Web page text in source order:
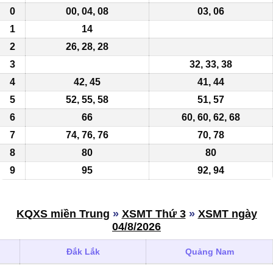
0
00, 04, 08
03, 06
1
14
2
26, 28, 28
3
32, 33, 38
4
42, 45
41, 44
5
52, 55, 58
51, 57
6
66
60, 60, 62, 68
7
74, 76, 76
70, 78
8
80
80
9
95 92, 94
KQXS miền Trung » XSMT Thứ 3» XSMT ngày
04/8/2026
Đắk Lắk Quảng Nam